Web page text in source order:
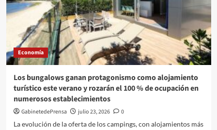
y
contratar
a
470
personas
desempleadas
en
Economía
Los bungalows ganan protagonismo como alojamiento
turístico este verano y rozarán el 100 % de ocupación en
numerosos establecimientos
GabinetedePrensa julio 23, 2026
0
La evolución de la oferta de los campings, con alojamientos más